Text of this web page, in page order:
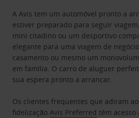
A Avis tem um automóvel pronto a
estiver preparado para seguir
mini citadino ou um desportivo
elegante para uma viagem de
casamento ou mesmo um
em família. O carro de aluguer
sua espera pronto a arrancar.
Os clientes frequentes que adiram
fidelizaçãoAvis Preferred têm acesso